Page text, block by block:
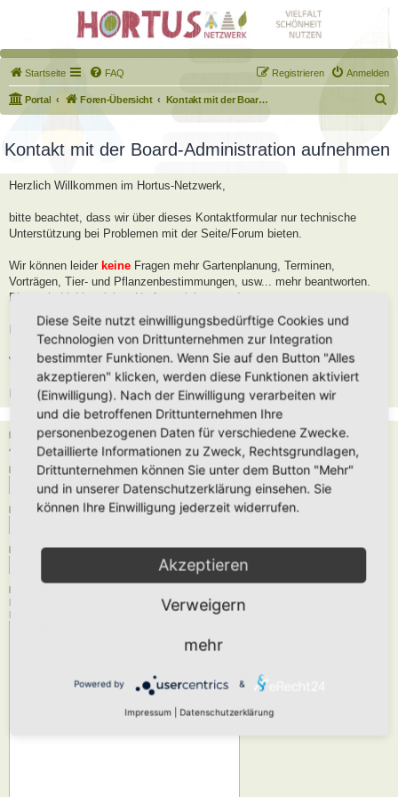
Startseite FAQ Anmelden
Registrieren
Portal Foren-Übersicht Kontakt mit der Board-Administration aufnehmen
u
Kontakt mit der Board-Administration aufnehmen
Herzlich Willkommen im Hortus-Netzwerk,
bitte beachtet, dass wir über dieses Kontaktformular nur technische
Unterstützung bei Problemen mit der Seite/Forum bieten.
Wir können leider keine Fragen mehr Gartenplanung, Terminen,
Vorträgen, Tier- und Pflanzenbestimmungen, usw... mehr beantworten.
Diese sind leider viel zu Umfangreich geworden.
Bitte stellt diese Fragen im Forum, dort helfen wir Euch gerne weiter.
Viele Grüße
Robert
Empfänger:
Administrator
Deine E-Mail-Adresse:
Dein Name:
Betreff:
Nachrichtentext:
Diese Nachricht wird als reiner Text verschickt, verwende daher kein HTML oder
BBCode. Als Antwort-Adresse für die E-Mail wird deine E-Mail-Adresse angegeben.
Diese Seite nutzt einwilligungsbedürftige Cookies und
Technologien von Drittunternehmen zur Integration
bestimmter Funktionen. Wenn Sie auf den Button "Alles
akzeptieren" klicken, werden diese Funktionen aktiviert
(Einwilligung). Nach der Einwilligung verarbeiten wir
und die betroffenen Drittunternehmen Ihre
personenbezogenen Daten für verschiedene Zwecke.
Detaillierte Informationen zu Zweck, Rechtsgrundlagen,
Drittunternehmen können Sie unter dem Button "Mehr"
und in unserer Datenschutzerklärung einsehen. Sie
können Ihre Einwilligung jederzeit widerrufen.
Akzeptieren
Verweigern
mehr
Powered by &
Impressum Datenschutzerklärung